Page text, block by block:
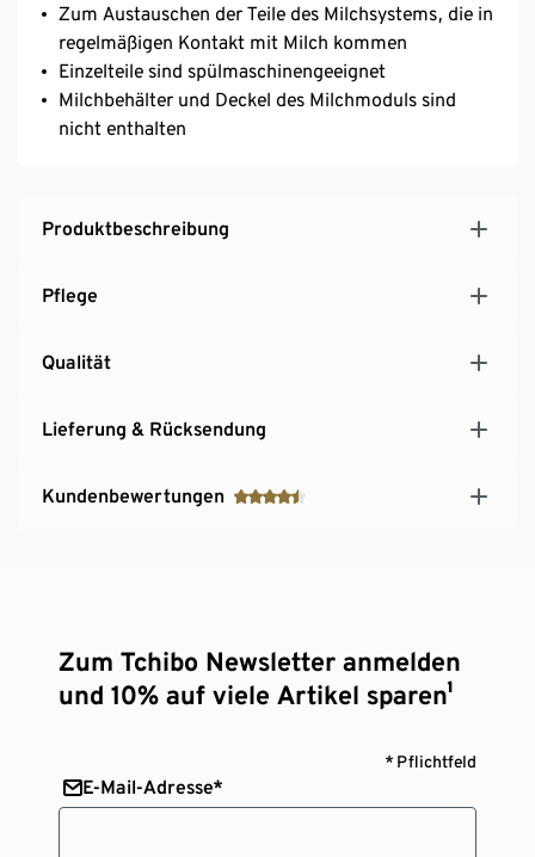
Zum Austauschen der Teile des Milchsystems, die in
regelmäßigen Kontakt mit Milch kommen
Einzelteile sind spülmaschinengeeignet
Milchbehälter und Deckel des Milchmoduls sind
nicht enthalten
Produktbeschreibung
Pflege
Qualität
Lieferung & Rücksendung
Kundenbewertungen
Zum Tchibo Newsletter anmelden
und 10% auf viele Artikel sparen¹
* Pflichtfeld
E-Mail-Adresse*